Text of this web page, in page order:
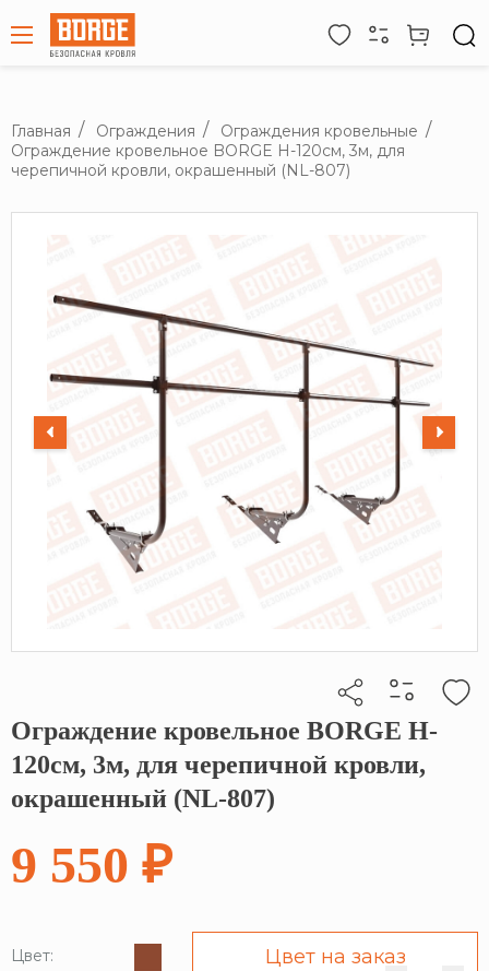
Главная Ограждения
Ограждения кровельные
Ограждение кровельное BORGE H-120см, 3м, для
черепичной кровли, окрашенный (NL-807)
Кликните, чтобы скопировать прямую ссылку
Ограждение кровельное BORGE H-
120см, 3м, для черепичной кровли,
окрашенный (NL-807)
9 550 ₽
Цвет: Цвет на заказ